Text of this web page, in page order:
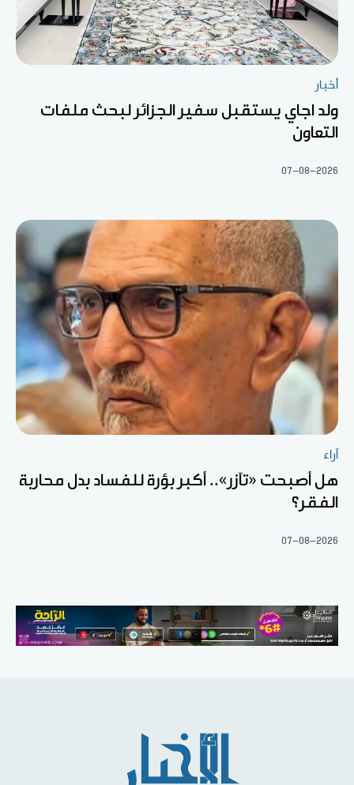
أخبار
ولد اجاي يستقبل سفير الجزائر لبحث ملفات
التعاون
07-08-2026
آراء
هل أصبحت «تآزر».. أكبر بؤرة للفساد بدل محاربة
الفقر؟
07-08-2026